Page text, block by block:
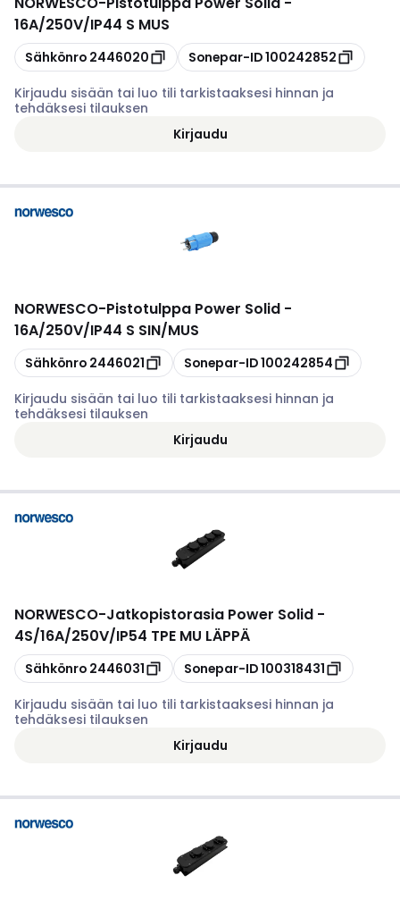
16A/250V/IP44 S MUS
Kopioi
Sähkönro 2446020 Kopioi
Sonepar-ID100242852
Kirjaudu sisään tai luo tili tarkistaaksesi hinnan ja
tehdäksesi tilauksen
Kirjaudu
NORWESCO-Pistotulppa Power Solid -
16A/250V/IP44 S SIN/MUS
Kopioi
Sähkönro 2446021 Kopioi
Sonepar-ID100242854
Kirjaudu sisään tai luo tili tarkistaaksesi hinnan ja
tehdäksesi tilauksen
Kirjaudu
NORWESCO-Jatkopistorasia Power Solid -
4S/16A/250V/IP54 TPE MU LÄPPÄ
Kopioi
Sähkönro 2446031 Kopioi
Sonepar-ID100318431
Kirjaudu sisään tai luo tili tarkistaaksesi hinnan ja
tehdäksesi tilauksen
Kirjaudu